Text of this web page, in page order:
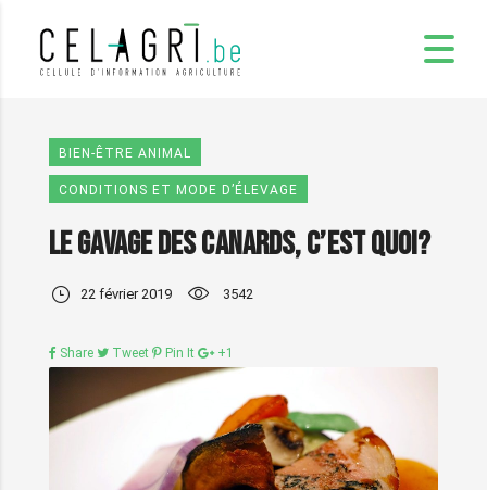
BIEN-ÊTRE ANIMAL
CONDITIONS ET MODE D’ÉLEVAGE
Le gavage des canards, c’est quoi?
22 février 2019 3542
Share Tweet Pin It +1